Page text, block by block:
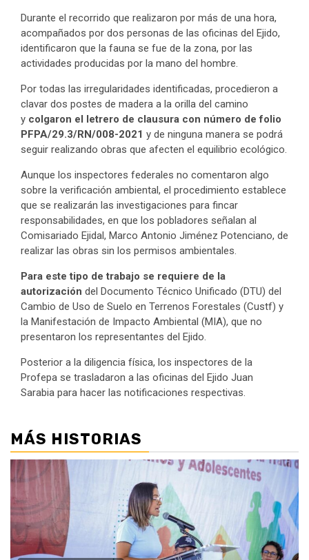
Durante el recorrido que realizaron por más de una hora,
acompañados por dos personas de las oficinas del Ejido,
identificaron que la fauna se fue de la zona, por las
actividades producidas por la mano del hombre.
Por todas las irregularidades identificadas, procedieron a
clavar dos postes de madera a la orilla del camino
y colgaron el letrero de clausura con número de folio
PFPA/29.3/RN/008-2021 y de ninguna manera se podrá
seguir realizando obras que afecten el equilibrio ecológico.
Aunque los inspectores federales no comentaron algo
sobre la verificación ambiental, el procedimiento establece
que se realizarán las investigaciones para fincar
responsabilidades, en que los pobladores señalan al
Comisariado Ejidal, Marco Antonio Jiménez Potenciano, de
realizar las obras sin los permisos ambientales.
Para este tipo de trabajo se requiere de la
autorización del Documento Técnico Unificado (DTU) del
Cambio de Uso de Suelo en Terrenos Forestales (Custf) y
la Manifestación de Impacto Ambiental (MIA), que no
presentaron los representantes del Ejido.
Posterior a la diligencia física, los inspectores de la
Profepa se trasladaron a las oficinas del Ejido Juan
Sarabia para hacer las notificaciones respectivas.
MÁS HISTORIAS